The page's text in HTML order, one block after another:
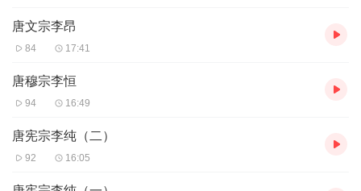
唐文宗李昂
84 17:41
唐穆宗李恒
94 16:49
唐宪宗李纯（二）
92 16:05